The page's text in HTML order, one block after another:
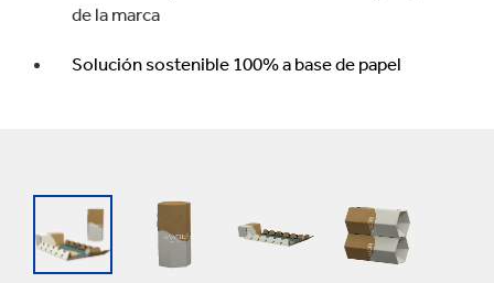
de la marca
Solución sostenible 100% a base de papel